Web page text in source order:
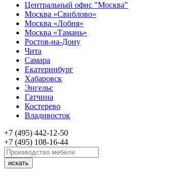
Центральный офис "Москва"
Москва «Свиблово»
Москва «Лобня»
Москва «Тамань»
Ростов-на-Дону
Чита
Самара
Екатеринбург
Хабаровск
Энгельс
Гатчина
Костерево
Владивосток
+7 (495) 442-12-50
+7 (495) 108-16-44